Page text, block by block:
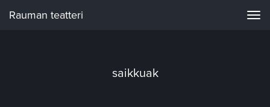
Rauman teatteri
saikkuak